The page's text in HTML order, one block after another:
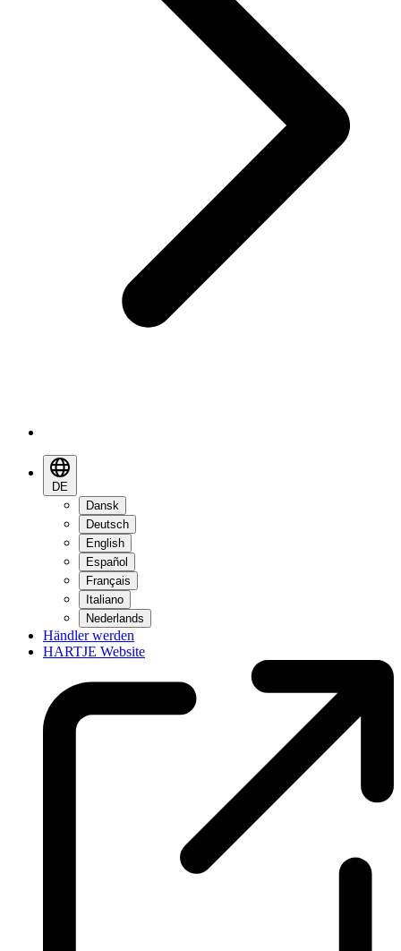
DE
Dansk
Deutsch
English
Español
Français
Italiano
Nederlands
Händler werden
HARTJE Website